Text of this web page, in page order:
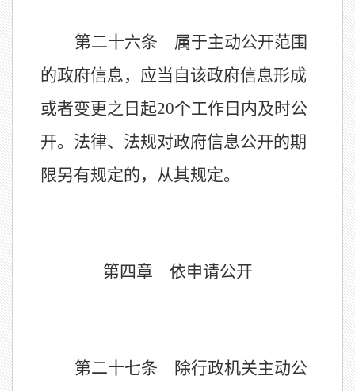
第二十六条 属于主动公开范围
的政府信息，应当自该政府信息形成
或者变更之日起20个工作日内及时公
开。法律、法规对政府信息公开的期
限另有规定的，从其规定。
第四章 依申请公开
第二十七条 除行政机关主动公